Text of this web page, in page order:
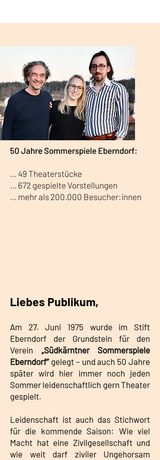
50 Jahre Sommerspiele Eberndorf:
… 49 Theaterstücke
… 672 gespielte Vorstellungen
… mehr als 200.000 Besucher:innen
Liebes Publikum,
Am 27. Juni 1975 wurde im Stift
Eberndorf der Grundstein für den
Verein „Südkärntner Sommerspiele
Eberndorf“ gelegt – und auch 50 Jahre
später wird hier immer noch jeden
Sommer leidenschaftlich gern Theater
gespielt.
Leidenschaft ist auch das Stichwort
für die kommende Saison: Wie viel
Macht hat eine Zivilgesellschaft und
wie weit darf ziviler Ungehorsam